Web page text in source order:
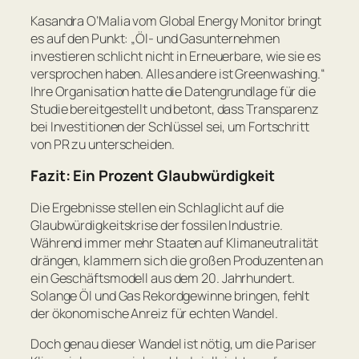
Kasandra O’Malia vomGlobal Energy Monitorbringt
es auf den Punkt: „Öl- und Gasunternehmen
investieren schlicht nicht in Erneuerbare, wie sie es
versprochen haben. Alles andere ist Greenwashing.“
Ihre Organisation hatte die Datengrundlage für die
Studie bereitgestellt und betont, dass Transparenz
bei Investitionen der Schlüssel sei, um Fortschritt
von PR zu unterscheiden.
Fazit: Ein Prozent Glaubwürdigkeit
Die Ergebnisse stellen ein Schlaglicht auf die
Glaubwürdigkeitskrise der fossilen Industrie.
Während immer mehr Staaten auf Klimaneutralität
drängen, klammern sich die großen Produzenten an
ein Geschäftsmodell aus dem 20. Jahrhundert.
Solange Öl und Gas Rekordgewinne bringen, fehlt
der ökonomische Anreiz für echten Wandel.
Doch genau dieser Wandel ist nötig, um die Pariser